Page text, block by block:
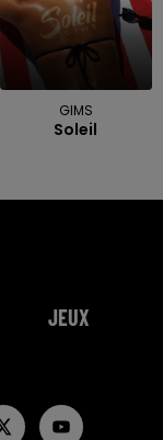
GIMS
Soleil
JEUX